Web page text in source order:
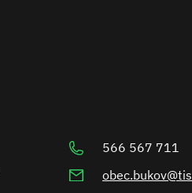
566 567 711